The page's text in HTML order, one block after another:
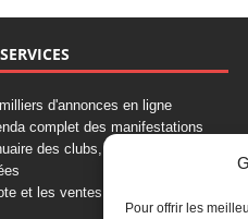
Pour offrir les
d'annonces en ligne
complet des manifestations
des clubs, professionnels,
et les ventes aux enchères